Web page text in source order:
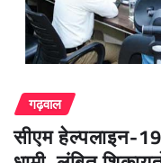
गढ़वाल
सीएम हेल्पलाइन-